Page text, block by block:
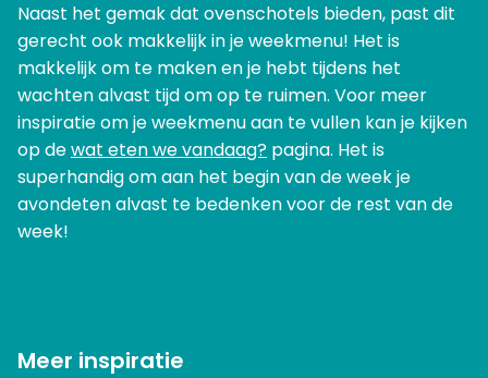
Naast het gemak dat ovenschotels bieden, past dit
gerecht ook makkelijk in je weekmenu! Het is
makkelijk om te maken en je hebt tijdens het
wachten alvast tijd om op te ruimen. Voor meer
inspiratie om je weekmenu aan te vullen kan je kijken
op dewat eten we vandaag? pagina. Het is
superhandig om aan het begin van de week je
avondeten alvast te bedenken voor de rest van de
week!
Meer inspiratie